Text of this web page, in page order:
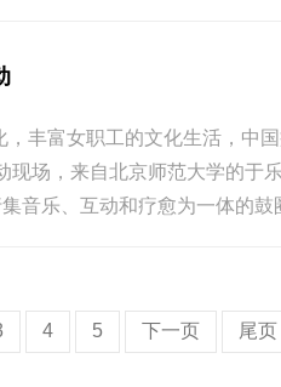
丰富女职工的文化生活，中
场，来自北京师范大学的于
音乐、互动和疗愈为一体的鼓
4 5 下一页 尾页